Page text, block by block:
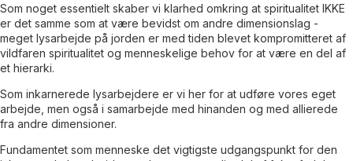
Som noget essentielt skaber vi klarhed omkring at spiritualitet IKKE
er det samme som at være bevidst om andre dimensionslag -
meget lysarbejde på jorden er med tiden blevet kompromitteret af
vildfaren spiritualitet og menneskelige behov for at være en del af
et hierarki.
Som inkarnerede lysarbejdere er vi her for at udføre vores eget
arbejde, men også i samarbejde med hinanden og med allierede
fra andre dimensioner.
Fundamentet som menneske det vigtigste udgangspunkt for den